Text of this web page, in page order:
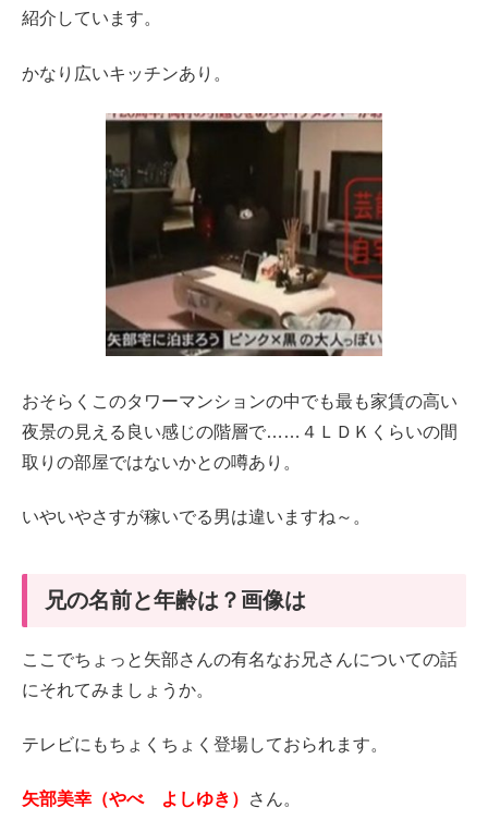
紹介しています。
かなり広いキッチンあり。
おそらくこのタワーマンションの中でも最も家賃の高い
夜景の見える良い感じの階層で……４ＬＤＫくらいの間
取りの部屋ではないかとの噂あり。
いやいやさすが稼いでる男は違いますね～。
兄の名前と年齢は？画像は
ここでちょっと矢部さんの有名なお兄さんについての話
にそれてみましょうか。
テレビにもちょくちょく登場しておられます。
矢部美幸（やべ よしゆき） さん。